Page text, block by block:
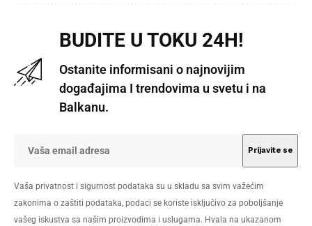
BUDITE U TOKU 24H!
Ostanite informisani o najnovijim
događajima I trendovima u svetu i na
Balkanu.
Vaša privatnost i sigurnost podataka su u skladu sa svim važećim
zakonima o zaštiti podataka, podaci se koriste isključivo za poboljšanje
vašeg iskustva sa našim proizvodima i uslugama. Hvala na ukazanom